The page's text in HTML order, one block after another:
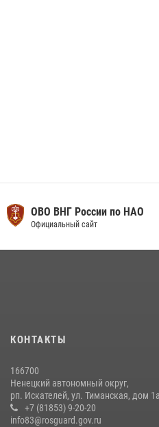
ОВО ВНГ России по НАО
Официальный сайт
КОНТАКТЫ
166700
Ненецкий автономный округ,
рп. Искателей, ул. Тиманская, дом
+7 (81853) 9-20-20
info83@rosguard.gov.ru